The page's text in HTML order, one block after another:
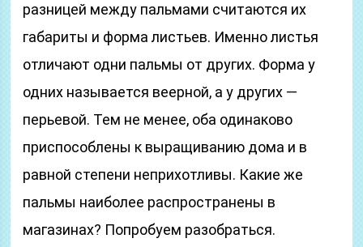
разницей между пальмами считаются их
габариты и форма листьев. Именно листья
отличают одни пальмы от других. Форма у
одних называется веерной, а у других —
перьевой. Тем не менее, оба одинаково
приспособлены к выращиванию дома и в
равной степени неприхотливы. Какие же
пальмы наиболее распространены в
магазинах? Попробуем разобраться.